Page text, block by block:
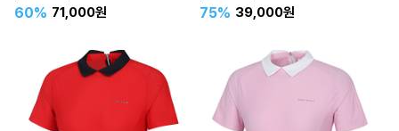
60% 71,000원 75% 39,000원